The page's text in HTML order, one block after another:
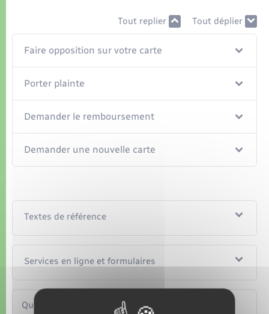
Tout replier Tout déplier
Faire opposition sur votre carte
Porter plainte
Demander le remboursement
Demander une nouvelle carte
Textes de référence
Services en ligne et formulaires
Questions ? Réponses !